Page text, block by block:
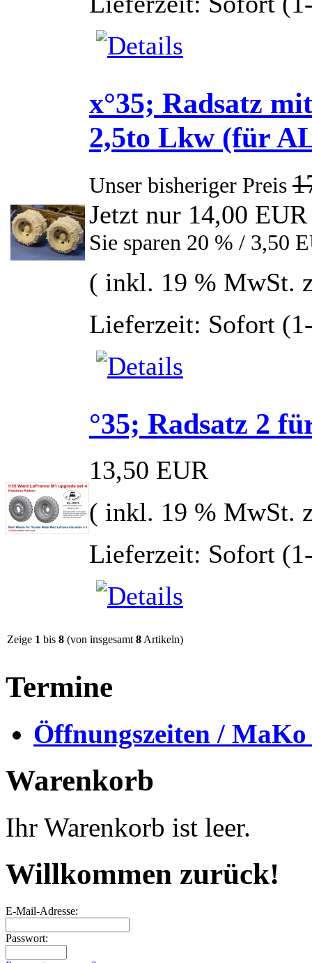
x°35; Radsatz
2,5to Lkw (für
Unser bisheriger Preis
Jetzt nur 14,00 EUR
Sie sparen 20 % / 3,50
( inkl. 19 % MwSt.
Lieferzeit: Sofort
°35; Radsatz 2
13,50 EUR
( inkl. 19 % MwSt.
Lieferzeit: Sofort
Zeige 1 bis 8 (von insgesamt 8 Artikeln)
Termine
Öffnungszeiten /
Warenkorb
Ihr Warenkorb ist leer.
Willkommen zurück!
E-Mail-Adresse:
Passwort: